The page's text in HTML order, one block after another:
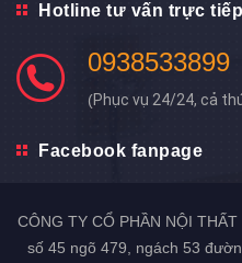
Hotline tư vấn trực tiếp
0938533899
(Phục vụ 24/24, cả
Facebook fanpage
CÔNG TY CỔ PHẦN NỘI
số 45 ngõ 479, ngách 53